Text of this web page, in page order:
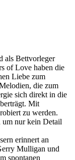
als Bettvorleger
of Love haben die
Liebe zum
die zum
sich direkt in die
Mit
zu werden.
um nur kein Detail
erinnert an
Mulligan und
spontanen